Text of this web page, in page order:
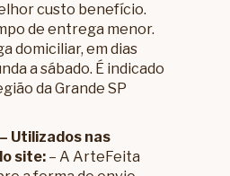
custo benefício.
de entrega menor.
domiciliar, em dias
a sábado. É indicado
da Grande SP
Utilizados nas
site: – A ArteFeita